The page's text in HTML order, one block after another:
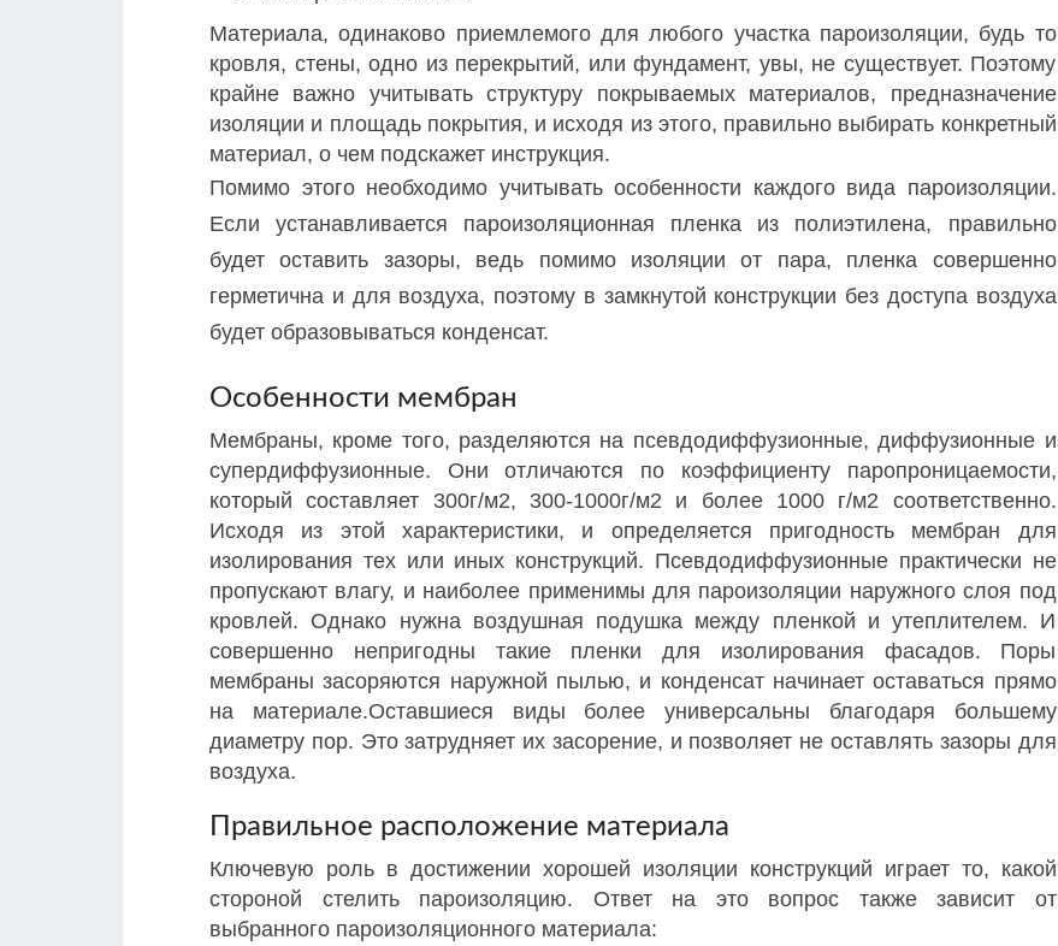
Материала, одинаково приемлемого для любого участка пароизоляции, будь то
кровля, стены, одно из перекрытий, или фундамент, увы, не существует. Поэтому
крайне важно учитывать структуру покрываемых материалов, предназначение
изоляции и площадь покрытия, и исходя из этого, правильно выбирать конкретный
материал, о чем подскажет инструкция.
Помимо этого необходимо учитывать особенности каждого вида пароизоляции.
Если устанавливается пароизоляционная пленка из полиэтилена, правильно
будет оставить зазоры, ведь помимо изоляции от пара, пленка совершенно
герметична и для воздуха, поэтому в замкнутой конструкции без доступа воздуха
будет образовываться конденсат.
Особенности мембран
Мембраны, кроме того, разделяются на псевдодиффузионные, диффузионные и
супердиффузионные. Они отличаются по коэффициенту паропроницаемости,
который составляет 300г/м2, 300-1000г/м2 и более 1000 г/м2 соответственно.
Исходя из этой характеристики, и определяется пригодность мембран для
изолирования тех или иных конструкций. Псевдодиффузионные практически не
пропускают влагу, и наиболее применимы для пароизоляции наружного слоя под
кровлей. Однако нужна воздушная подушка между пленкой и утеплителем. И
совершенно непригодны такие пленки для изолирования фасадов. Поры
мембраны засоряются наружной пылью, и конденсат начинает оставаться прямо
на материале.Оставшиеся виды более универсальны благодаря большему
диаметру пор. Это затрудняет их засорение, и позволяет не оставлять зазоры для
воздуха.
Правильное расположение материала
Ключевую роль в достижении хорошей изоляции конструкций играет то, какой
стороной стелить пароизоляцию. Ответ на это вопрос также зависит от
выбранного пароизоляционного материала: